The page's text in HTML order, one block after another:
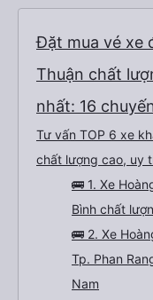
Đặt mua vé xe
Thuận chất
nhất: 16
Tư vấn TOP 6 xe
chất lượng cao, uy
🚌 1. Xe
Bình chất
🚌 2. Xe
Tp. Phan
Nam